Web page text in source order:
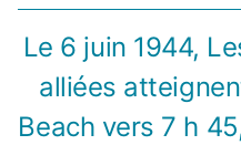
Le 6 juin 1944,
alliées
Beach vers 7 h